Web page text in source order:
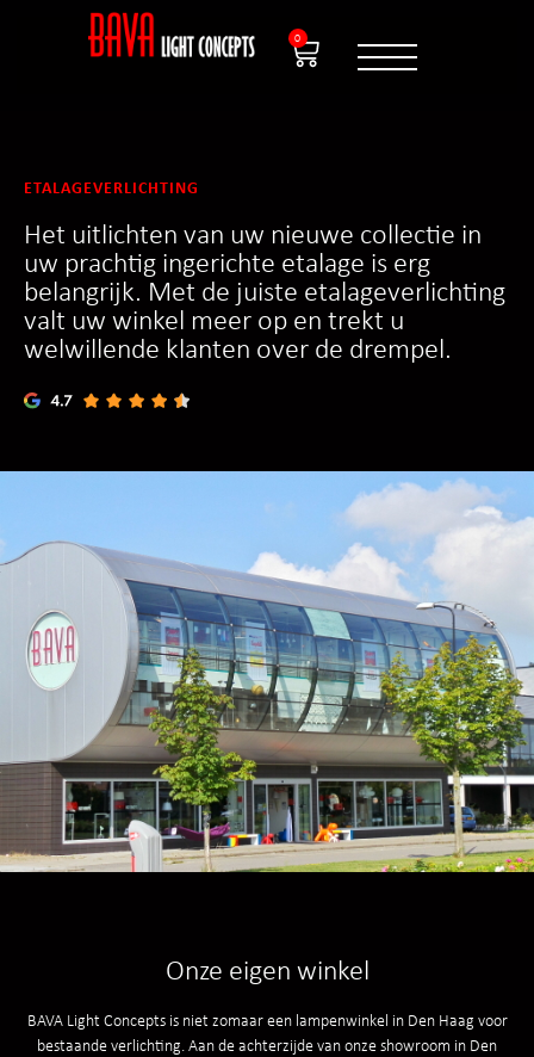
0
ETALAGEVERLICHTING
Het uitlichten van uw nieuwe collectie in
uw prachtig ingerichte etalage is erg
belangrijk. Met de juiste etalageverlichting
valt uw winkel meer op en trekt u
welwillende klanten over de drempel.
Onze eigen winkel
BAVA Light Concepts is niet zomaar een lampenwinkel in Den Haag voor
bestaande verlichting. Aan de achterzijde van onze showroom in Den